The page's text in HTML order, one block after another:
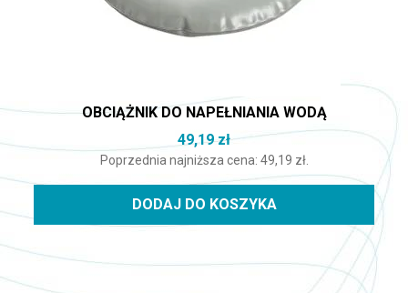
OBCIĄŻNIK DO NAPEŁNIANIA WODĄ
49,19zł
Poprzednia najniższa cena: 49,19 zł.
DODAJ DO KOSZYKA